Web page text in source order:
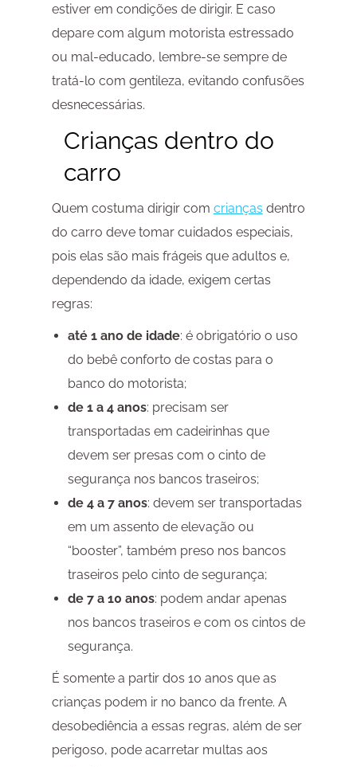
estiver em condições de dirigir. E caso
depare com algum motorista estressado
ou mal-educado, lembre-se sempre de
tratá-lo com gentileza, evitando confusões
desnecessárias.
Crianças dentro do
carro
Quem costuma dirigir com crianças dentro
do carro deve tomar cuidados especiais,
pois elas são mais frágeis que adultos e,
dependendo da idade, exigem certas
regras:
até 1 ano de idade: é obrigatório o uso
do bebê conforto de costas para o
banco do motorista;
de 1 a 4 anos: precisam ser
transportadas em cadeirinhas que
devem ser presas com o cinto de
segurança nos bancos traseiros;
de 4 a 7 anos: devem ser transportadas
em um assento de elevação ou
“booster”, também preso nos bancos
traseiros pelo cinto de segurança;
de 7 a 10 anos: podem andar apenas
nos bancos traseiros e com os cintos de
segurança.
É somente a partir dos 10 anos que as
crianças podem ir no banco da frente. A
desobediência a essas regras, além de ser
perigoso, pode acarretar multas aos